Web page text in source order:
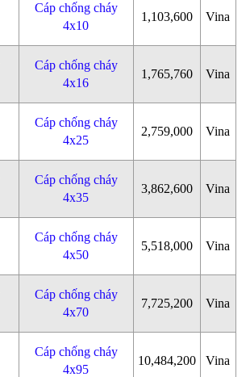
Cáp chống cháy
4x10
1,103,600 Vina
Cáp chống cháy
4x16
1,765,760 Vina
Cáp chống cháy
4x25
2,759,000 Vina
Cáp chống cháy
4x35
3,862,600 Vina
Cáp chống cháy
4x50
5,518,000 Vina
Cáp chống cháy
4x70
7,725,200 Vina
Cáp chống cháy
4x95
10,484,200 Vina